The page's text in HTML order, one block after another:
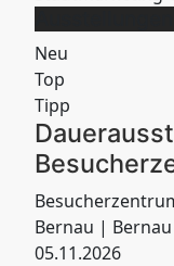
Neu
Top
Tipp
Bernau |
05.11.2026